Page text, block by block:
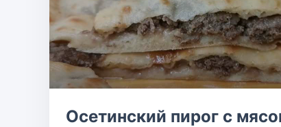
Осетинский пирог с